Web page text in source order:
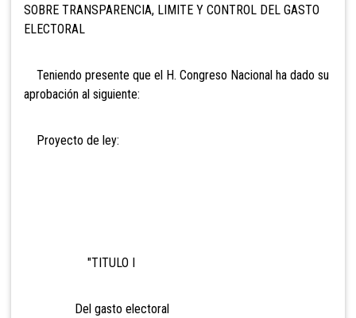
SOBRE TRANSPARENCIA, LIMITE Y CONTROL DEL GASTO
ELECTORAL
Teniendo presente que el H. Congreso Nacional ha dado su
aprobación al siguiente:
Proyecto de ley:
"TITULO I
Del gasto electoral